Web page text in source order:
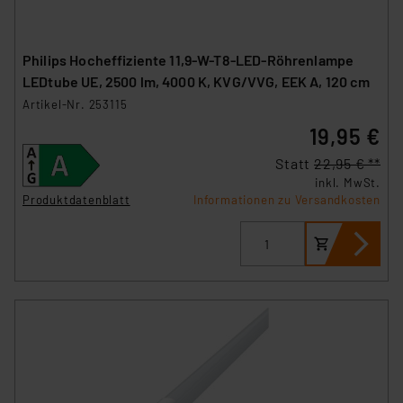
Philips Hocheffiziente 11,9-W-T8-LED-Röhrenlampe
LEDtube UE, 2500 lm, 4000 K, KVG/VVG, EEK A, 120 cm
Artikel-Nr. 253115
Produktdatenblatt
19,95 €
Statt 22,95 € **
inkl. MwSt.
Informationen zu Versandkosten